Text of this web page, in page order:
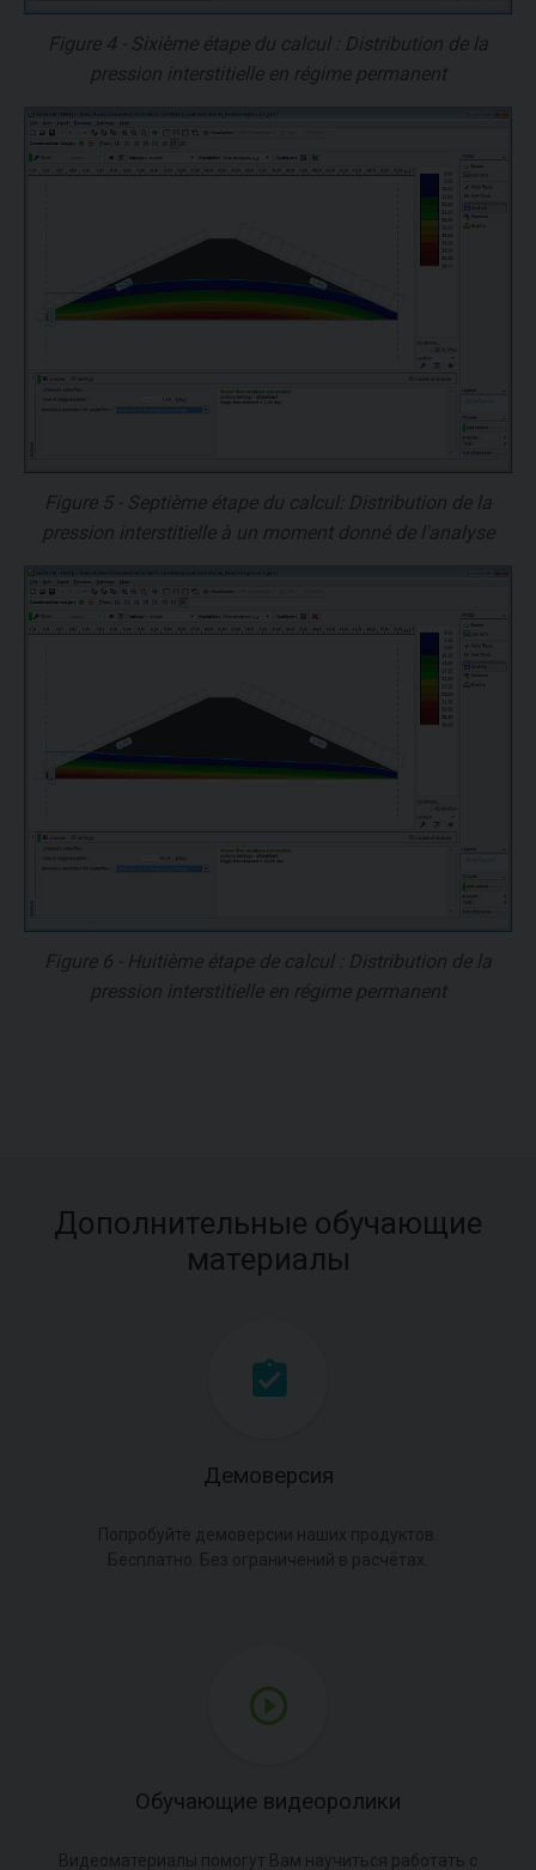
Figure 4 - Sixième étape du calcul : Distribution de la
pression interstitielle en régime permanent
Figure 5 - Septième étape du calcul: Distribution de la
pression interstitielle à un moment donné de l'analyse
Figure 6 - Huitième étape de calcul : Distribution de la
pression interstitielle en régime permanent
Дополнительные обучающие
материалы
Демоверсия
Обучающие видеоролики